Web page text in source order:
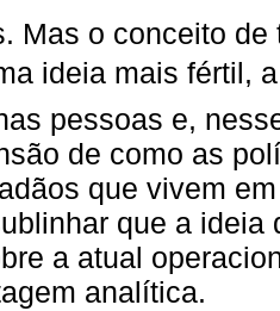
Mas o conceito
ideia mais fértil, a
pessoas e,
de como as
que vivem
que a
a atual
analítica.